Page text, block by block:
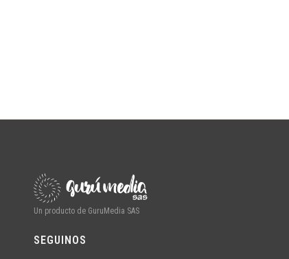
Un producto de GuruMedia SAS
SEGUINOS